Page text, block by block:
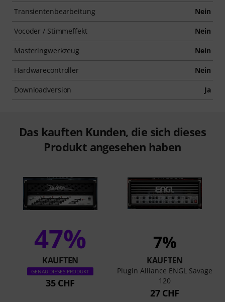
Transientenbearbeitung Nein
Vocoder / Stimmeffekt Nein
Masteringwerkzeug Nein
Hardwarecontroller Nein
Downloadversion Ja
Das kauften Kunden, die sich dieses
Produkt angesehen haben
47%
KAUFTEN
GENAU DIESES PRODUKT
35 CHF
7%
KAUFTEN
Plugin Alliance ENGL Savage
120
27 CHF